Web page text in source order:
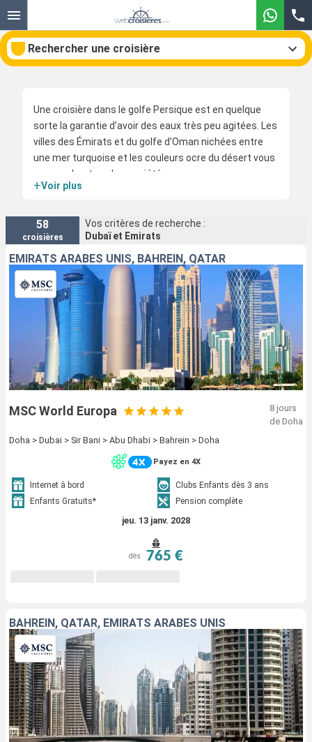
Rechercher une croisière
Nos destinations
Mois de départ
Ports
Rechercher
Une croisière dans le golfe Persique est en quelque
sorte la garantie d’avoir des eaux très peu agitées. Les
villes des Émirats et du golfe d’Oman nichées entre
une mer turquoise et les couleurs ocre du désert vous
surprendront par leur variété.
+Voir plus
58
croisières
Vos critères de recherche :
Dubaï et Emirats
EMIRATS ARABES UNIS, BAHREIN, QATAR
MSC World Europa
8 jours
de Doha
Doha > Dubai > Sir Bani > Abu Dhabi > Bahrein > Doha
Payez en 4X
Internet à bord
Clubs Enfants dès 3 ans
Enfants Gratuits*
Pension complète
jeu. 13 janv. 2028
dès 765 €
BAHREIN, QATAR, EMIRATS ARABES UNIS